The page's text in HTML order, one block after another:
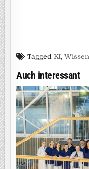
TaggedKI,Wissen
Auch interessant